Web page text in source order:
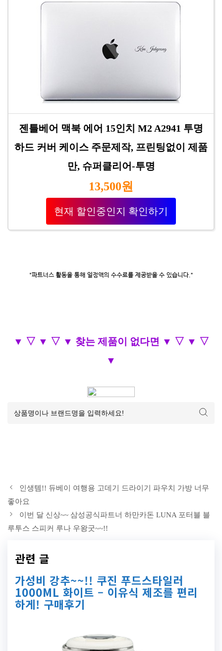
젠틀베어 맥북 에어 15인치 M2 A2941 투명
하드 커버 케이스 주문제작, 프린팅없이 제품
만, 슈퍼클리어-투명
13,500원
현재 할인중인지 확인하기
▼ ▽ ▼ ▽ ▼ 찾는 제품이 없다면 ▼ ▽ ▼ ▽
▼
인생템!! 듀베이 여행용 고데기 드라이기 파우치 가방 너무
좋아요
이번 달 신상~~ 삼성공식파트너 하만카돈 LUNA 포터블 블
루투스 스피커 루나 우왕굿~~!!
관련 글
가성비 강추~~!! 쿠진 푸드스타일러
1000ML 화이트 – 이유식 제조를 편리
하게! 구매후기